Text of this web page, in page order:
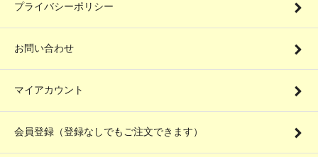
プライバシーポリシー
お問い合わせ
マイアカウント
会員登録（登録なしでもご注文できます）